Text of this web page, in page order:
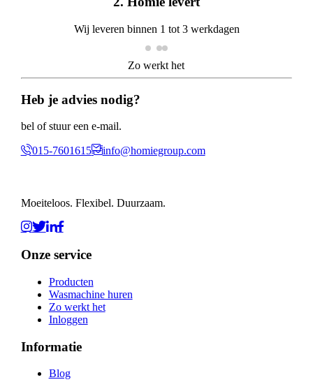
Betaal maandelijks een vast bedrag, zonder verrassingen
Zo werkt het
Heb je advies nodig?
bel of stuur een e-mail.
015-7601615 info@homiegroup.com
Moeiteloos. Flexibel. Duurzaam.
Onze service
Producten
Wasmachine huren
Zo werkt het
Inloggen
Informatie
Blog